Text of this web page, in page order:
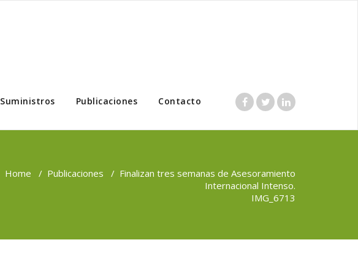
Suministros Publicaciones Contacto
Home / Publicaciones / Finalizan tres semanas de Asesoramiento
Internacional Intenso.
IMG_6713